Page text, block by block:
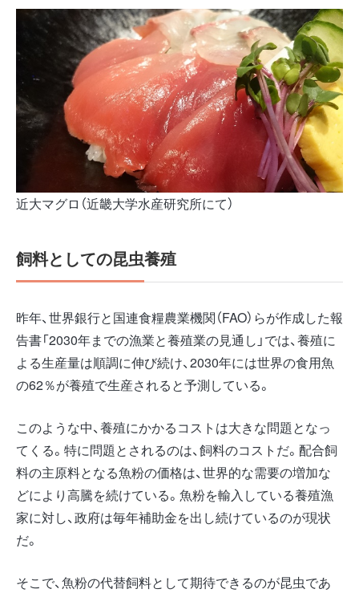
近大マグロ（近畿大学水産研究所にて）
飼料としての昆虫養殖
昨年、世界銀行と国連食糧農業機関（FAO）らが作成した報
告書「2030年までの漁業と養殖業の見通し」では、養殖に
よる生産量は順調に伸び続け、2030年には世界の食用魚
の62％が養殖で生産されると予測している。
このような中、養殖にかかるコストは大きな問題となっ
てくる。特に問題とされるのは、飼料のコストだ。配合飼
料の主原料となる魚粉の価格は、世界的な需要の増加な
どにより高騰を続けている。魚粉を輸入している養殖漁
家に対し、政府は毎年補助金を出し続けているのが現状
だ。
そこで、魚粉の代替飼料として期待できるのが昆虫であ